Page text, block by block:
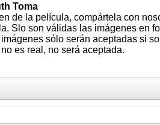
Toma
de la película, compártela con
Slo son válidas las imágenes en
sólo serán aceptadas si
es real, no será aceptada.